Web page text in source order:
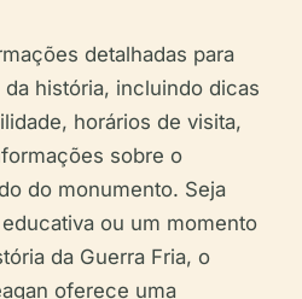
detalhadas para
história, incluindo dicas
horários de visita,
sobre o
do monumento. Seja
ou um momento
da Guerra Fria, o
oferece uma